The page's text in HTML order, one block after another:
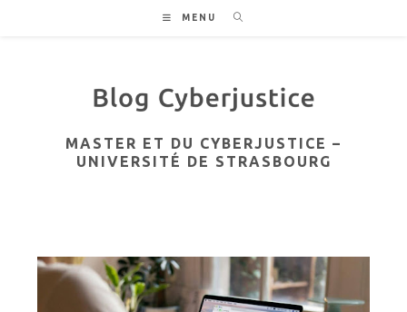
MENU
MASTER ET DU CYBERJUSTICE –
UNIVERSITÉ DE STRASBOURG